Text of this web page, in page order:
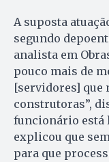
A suposta
segundo
analista em
pouco mais de
[servidores] que
construtoras”,
funcionário está
explicou que
para que